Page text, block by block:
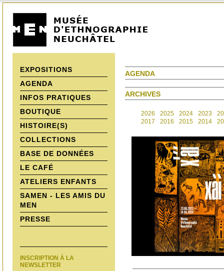
EXPOSITIONS
AGENDA
INFOS PRATIQUES
BOUTIQUE
HISTOIRE(S)
COLLECTIONS
BASE DE DONNÉES
LE CAFÉ
ATELIERS ENFANTS
SAMEN - LES AMIS DU
MEN
PRESSE
INSCRIPTION À LA
NEWSLETTER
AGENDA
ARCHIVES
2026 2025 2024 2023
2017
2016 2015 2014